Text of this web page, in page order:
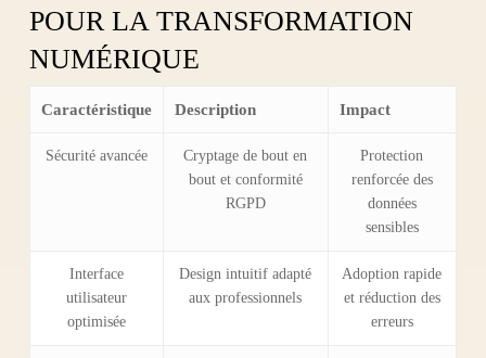
POUR LA TRANSFORMATION
NUMÉRIQUE
Caractéristique Description Impact
Sécurité avancée
Cryptage de bout en
bout et conformité
RGPD
Protection
renforcée des
données
sensibles
Interface
utilisateur
optimisée
Design intuitif adapté
aux professionnels
Adoption rapide
et réduction des
erreurs